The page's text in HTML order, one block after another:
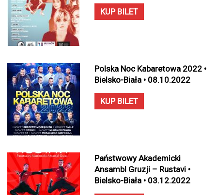
KUP BILET
Polska Noc Kabaretowa 2022 •
Bielsko-Biała • 08.10.2022
KUP BILET
Państwowy Akademicki
Ansambl Gruzji – Rustavi •
Bielsko-Biała • 03.12.2022